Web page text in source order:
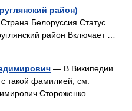
район) —
Белоруссия Статус
район Включает …
— В Википедии
с такой фамилией, см.
Стороженко …